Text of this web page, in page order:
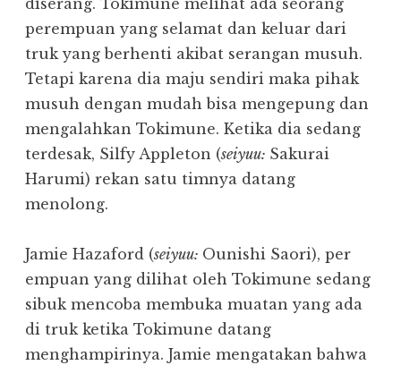
diserang. Tokimune melihat ada seorang
perempuan yang selamat dan keluar dari
truk yang berhenti akibat serangan musuh.
Tetapi karena dia maju sendiri maka pihak
musuh dengan mudah bisa mengepung dan
mengalahkan Tokimune. Ketika dia sedang
terdesak, Silfy Appleton (seiyuu: Sakurai
Harumi) rekan satu timnya datang
menolong.
Jamie Hazaford (seiyuu: Ounishi Saori), per
empuan yang dilihat oleh Tokimune sedang
sibuk mencoba membuka muatan yang ada
di truk ketika Tokimune datang
menghampirinya. Jamie mengatakan bahwa